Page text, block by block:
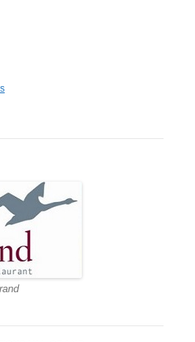
pour les trois derniers
qu’à des joueurs qui auront
trois matchs
capitaines doivent envoyer la
DREYSSE